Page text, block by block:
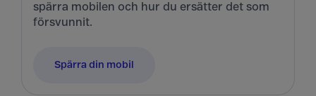
spärra mobilen och hur du ersätter det som
försvunnit.
Spärra din mobil